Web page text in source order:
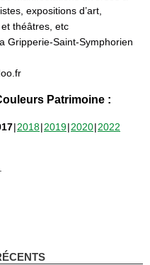
expositions d’art,
théâtres, etc
Gripperie-Saint-Symphorien
Patrimoine :
2018 2019 2020 2022